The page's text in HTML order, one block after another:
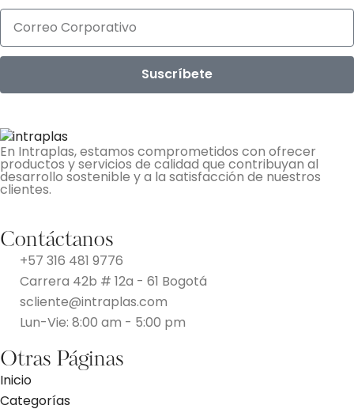
Suscríbete
En Intraplas, estamos comprometidos con ofrecer
productos y servicios de calidad que contribuyan al
desarrollo sostenible y a la satisfacción de nuestros
clientes.
Contáctanos
+57 316 481 9776
Carrera 42b # 12a - 61 Bogotá
scliente@intraplas.com
Lun-Vie: 8:00 am - 5:00 pm
Otras Páginas
Inicio
Categorías